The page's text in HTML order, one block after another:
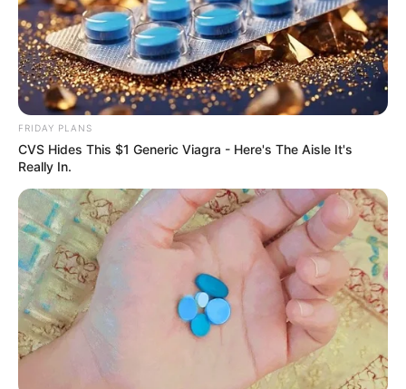
Culkin Cracks Up The Web With His Own Version Of
‘Home Alone’
BRAINBERRIES
FRIDAY PLANS
CVS Hides This $1 Generic Viagra - Here's The Aisle It's
Really In.